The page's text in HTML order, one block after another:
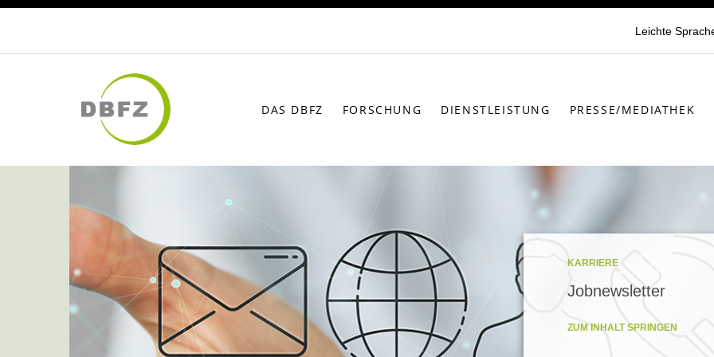
Leichte
DAS DBFZ FORSCHUNG DIENSTLEISTUNG PRESSE/MEDIATHEK
KARRIERE
Jobnewsletter
ZUM INHALT SPRINGEN